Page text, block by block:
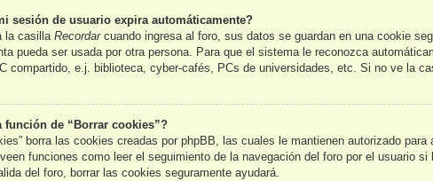
sesión de usuario expira automáticamente?
la casilla Recordarcuando ingresa al foro, sus datos se guardan en una cookie
pueda ser usada por otra persona. Para que el sistema le reconozca
compartido, e.j. biblioteca, cyber-cafés, PCs de universidades, etc. Si no ve la
función de “Borrar cookies”?
borra las cookies creadas por phpBB, las cuales le mantienen autorizado
funciones como leer el seguimiento de la navegación del foro por el usuario
del foro, borrar las cookies seguramente ayudará.